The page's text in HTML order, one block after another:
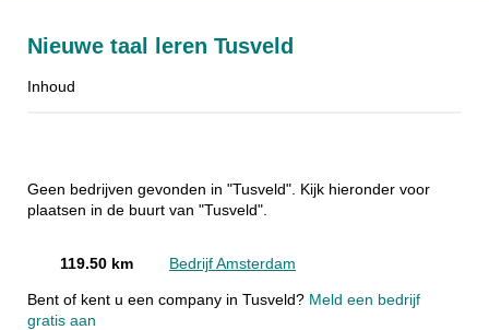
Nieuwe taal leren Tusveld
Inhoud
Geen bedrijven gevonden in "Tusveld". Kijk hieronder voor
plaatsen in de buurt van "Tusveld".
119.50 km Bedrijf Amsterdam
Bent of kent u een company in Tusveld? Meld een bedrijf
gratis aan